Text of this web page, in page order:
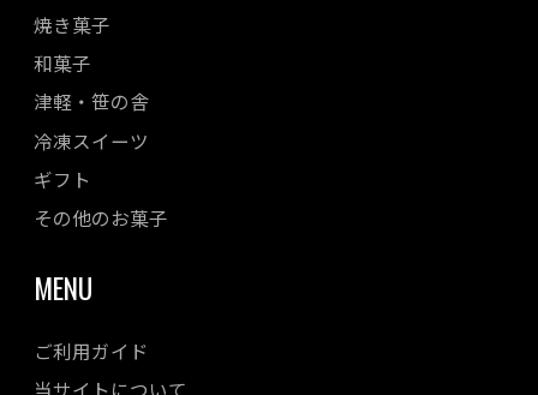
焼き菓子
和菓子
津軽・笹の舎
冷凍スイーツ
ギフト
その他のお菓子
MENU
ご利用ガイド
当サイトについて